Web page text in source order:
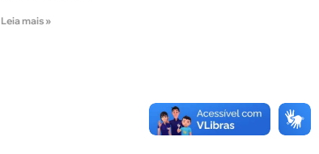
Leia mais »